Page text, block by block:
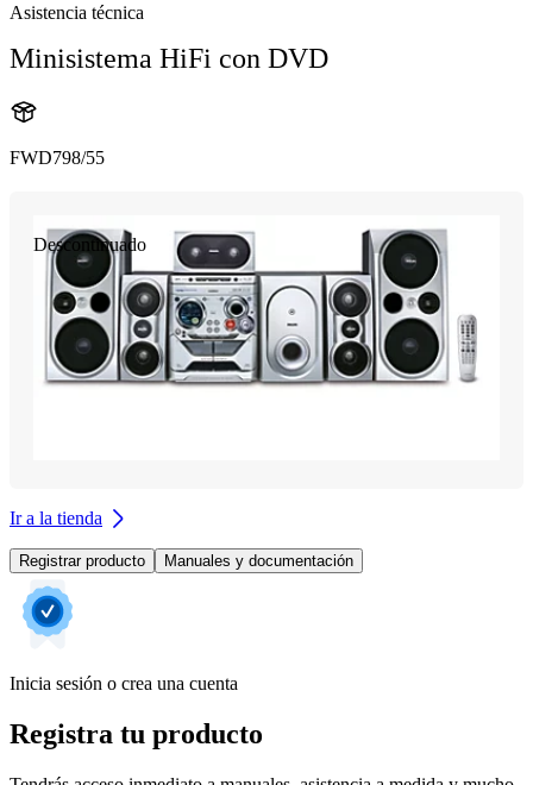
Asistencia técnica
Minisistema HiFi con DVD
FWD798/55
Descontinuado
Ir a la tienda
Registrar producto Manuales y documentación
Inicia sesión o crea una cuenta
Registra tu producto